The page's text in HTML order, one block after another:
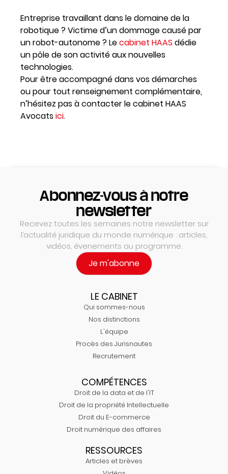
Entreprise travaillant dans le domaine de la
robotique ? Victime d’un dommage causé par
un robot-autonome ? Lecabinet HAAS dédie
un pôle de son activité aux nouvelles
technologies.
Pour être accompagné dans vos démarches
ou pour tout renseignement complémentaire,
n’hésitez pas à contacter le cabinet HAAS
Avocatsici.
Abonnez-vous à notre
newsletter
Recevez toutes les semaines notre newsletter sur
l’actualité juridique du monde numérique : articles,
vidéos, évenements au programme.
Je m'abonne
LE CABINET
Qui sommes-nous
Nos distinctions
L'équipe
Procès des Jurisnautes
Recrutement
COMPÉTENCES
Droit de la data et de l'IT
Droit de la propriété Intellectuelle
Droit du E-commerce
Droit numérique des affaires
RESSOURCES
Articles et brèves